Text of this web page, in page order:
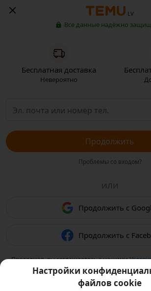
LV
Все данные надёжно
Бесплатная доставка
Невероятно
Продолжить
Проблемы со входом?
ИЛИ
Продолжить с
Продолжить с
Продолжая, вы соглашаетесь с нашими
и подтверждаете, что прочитали нашу
конфиденциальности
Настройки
файлов cookie